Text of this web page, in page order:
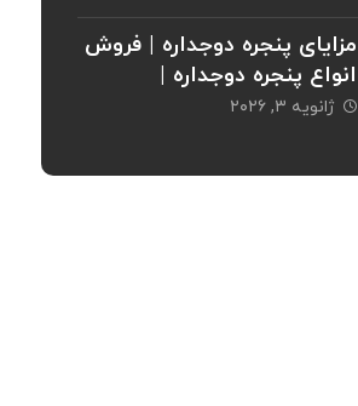
مزایای پنجره دوجداره | فروش
انواع پنجره دوجداره |
خریدپنجره
ژانویه ۳, ۲۰۲۶